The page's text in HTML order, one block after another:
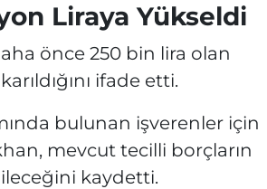
Liraya Yükseldi
önce 250 bin lira olan
ifade etti.
bulunan işverenler için
mevcut tecilli borçların
kaydetti.